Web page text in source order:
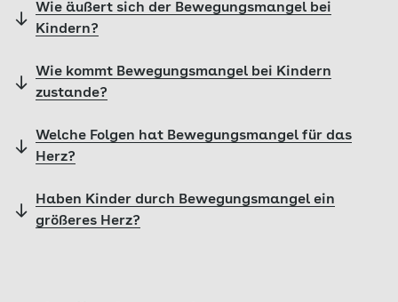
Wie äußert sich der Bewegungsmangel bei
Kindern?
Wie kommt Bewegungsmangel bei Kindern
zustande?
Welche Folgen hat Bewegungsmangel für das
Herz?
Haben Kinder durch Bewegungsmangel ein
größeres Herz?